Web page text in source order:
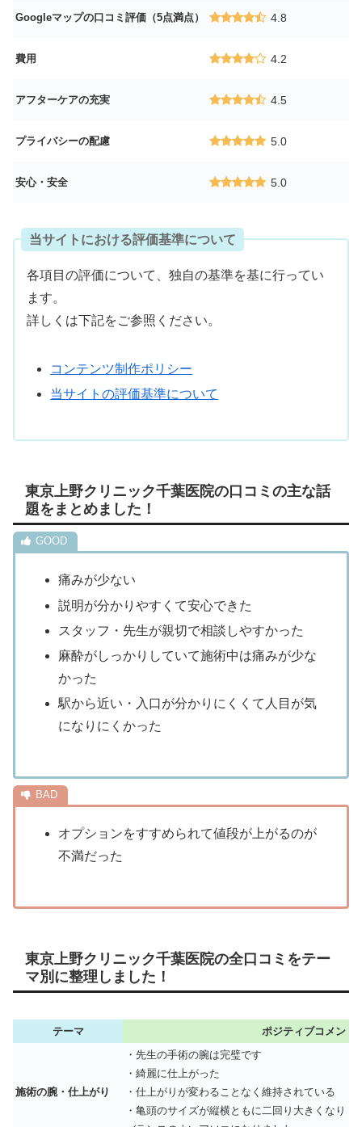
Googleマップの口コミ評価（5点満点） 4.8
費用 4.2
アフターケアの充実 4.5
プライバシーの配慮 5.0
安心・安全 5.0
当サイトにおける評価基準について
各項目の評価について、独自の基準を基に行ってい
ます。
詳しくは下記をご参照ください。
コンテンツ制作ポリシー
当サイトの評価基準について
東京上野クリニック千葉医院の口コミの主な話
題をまとめました！
痛みが少ない
説明が分かりやすくて安心できた
スタッフ・先生が親切で相談しやすかった
麻酔がしっかりしていて施術中は痛みが少な
かった
駅から近い・入口が分かりにくくて人目が気
になりにくかった
オプションをすすめられて値段が上がるのが
不満だった
東京上野クリニック千葉医院の全口コミをテー
マ別に整理しました！
テーマ ポジティブコメント
施術の腕・仕上がり
・先生の手術の腕は完璧です
・綺麗に仕上がった
・仕上がりが変わることなく維持されている
・亀頭のサイズが縦横ともに二回り大きくなり